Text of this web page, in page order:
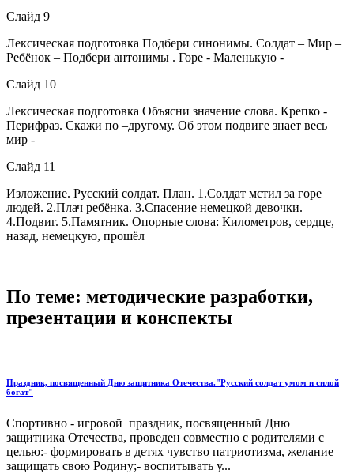
Слайд 9
Лексическая подготовка Подбери синонимы. Солдат – Мир –
Ребёнок – Подбери антонимы . Горе - Маленькую -
Слайд 10
Лексическая подготовка Объясни значение слова. Крепко -
Перифраз. Скажи по –другому. Об этом подвиге знает весь
мир -
Слайд 11
Изложение. Русский солдат. План. 1.Солдат мстил за горе
людей. 2.Плач ребёнка. 3.Спасение немецкой девочки.
4.Подвиг. 5.Памятник. Опорные слова: Километров, сердце,
назад, немецкую, прошёл
По теме: методические разработки,
презентации и конспекты
Праздник, посвященный Дню защитника Отечества."Русский солдат умом и силой
богат"
Спортивно - игровой праздник, посвященный Дню
защитника Отечества, проведен совместно с родителями с
целью:- формировать в детях чувство патриотизма, желание
защищать свою Родину;- воспитывать у...